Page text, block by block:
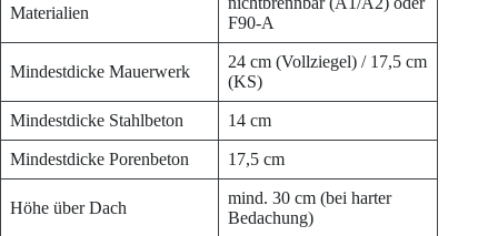
Materialien
F90-A
Mindestdicke Mauerwerk
24 cm (Vollziegel) / 17,5 cm
(KS)
Mindestdicke Stahlbeton 14 cm
Mindestdicke Porenbeton 17,5 cm
Höhe über Dach
mind. 30 cm (bei harter
Bedachung)